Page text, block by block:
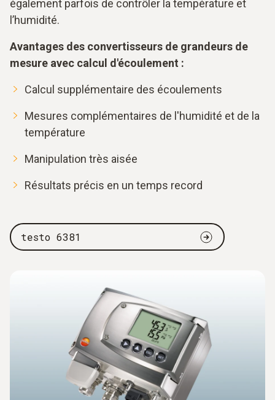
également parfois de contrôler la température et
l’humidité.
Avantages des convertisseurs de grandeurs de
mesure avec calcul d'écoulement :
Calcul supplémentaire des écoulements
Mesures complémentaires de l'humidité et de la
température
Manipulation très aisée
Résultats précis en un temps record
testo 6381